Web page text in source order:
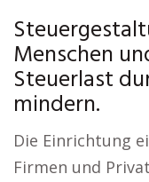
Menschen
Steuerlast
mindern.
Die Einrichtung
Firmen und